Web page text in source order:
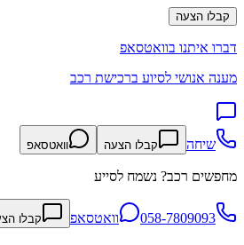
קבלו הצעה
דברו איתנו בוואטסאפ
מענה אנושי לסיוע ברכישת רכב
שיחה קבלו הצעה וואטסאפ
מחפשים רכב? נשמח לסייע
058-7809093 וואטסאפ קבלו